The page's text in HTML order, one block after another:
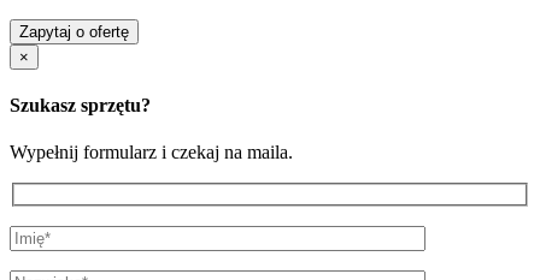
Zapytaj o ofertę
×
Szukasz sprzętu?
Wypełnij formularz i czekaj na maila.